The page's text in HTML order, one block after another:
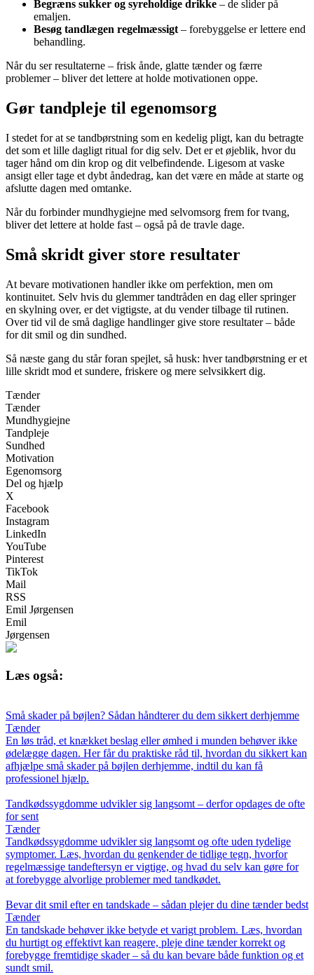
Begræns sukker og syreholdige drikke – de slider på
emaljen.
Besøg tandlægen regelmæssigt – forebyggelse er lettere end
behandling.
Når du ser resultaterne – frisk ånde, glatte tænder og færre
problemer – bliver det lettere at holde motivationen oppe.
Gør tandpleje til egenomsorg
I stedet for at se tandbørstning som en kedelig pligt, kan du betragte
det som et lille dagligt ritual for dig selv. Det er et øjeblik, hvor du
tager hånd om din krop og dit velbefindende. Ligesom at vaske
ansigt eller tage et dybt åndedrag, kan det være en måde at starte og
afslutte dagen med omtanke.
Når du forbinder mundhygiejne med selvomsorg frem for tvang,
bliver det lettere at holde fast – også på de travle dage.
Små skridt giver store resultater
At bevare motivationen handler ikke om perfektion, men om
kontinuitet. Selv hvis du glemmer tandtråden en dag eller springer
en skylning over, er det vigtigste, at du vender tilbage til rutinen.
Over tid vil de små daglige handlinger give store resultater – både
for dit smil og din sundhed.
Så næste gang du står foran spejlet, så husk: hver tandbørstning er et
lille skridt mod et sundere, friskere og mere selvsikkert dig.
Tænder
Tænder
Mundhygiejne
Tandpleje
Sundhed
Motivation
Egenomsorg
Del og hjælp
X
Facebook
Instagram
LinkedIn
YouTube
Pinterest
TikTok
Mail
RSS
Emil Jørgensen
Emil
Jørgensen
Læs også:
Små skader på bøjlen? Sådan håndterer du dem sikkert derhjemme
Tænder
En løs tråd, et knækket beslag eller ømhed i munden behøver ikke
ødelægge dagen. Her får du praktiske råd til, hvordan du sikkert kan
afhjælpe små skader på bøjlen derhjemme, indtil du kan få
professionel hjælp.
Tandkødssygdomme udvikler sig langsomt – derfor opdages de ofte
for sent
Tænder
Tandkødssygdomme udvikler sig langsomt og ofte uden tydelige
symptomer. Læs, hvordan du genkender de tidlige tegn, hvorfor
regelmæssige tandeftersyn er vigtige, og hvad du selv kan gøre for
at forebygge alvorlige problemer med tandkødet.
Bevar dit smil efter en tandskade – sådan plejer du dine tænder bedst
Tænder
En tandskade behøver ikke betyde et varigt problem. Læs, hvordan
du hurtigt og effektivt kan reagere, pleje dine tænder korrekt og
forebygge fremtidige skader – så du kan bevare både funktion og et
sundt smil.